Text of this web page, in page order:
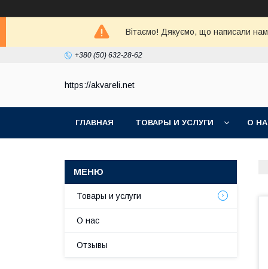
Вітаємо! Дякуємо, що написали нам
+380 (50) 632-28-62
https://akvareli.net
ГЛАВНАЯ ТОВАРЫ И УСЛУГИ О
Товары и услуги
О нас
Отзывы